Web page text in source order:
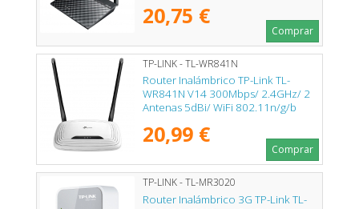
20,75 €
Comprar
TP-LINK - TL-WR841N
Router Inalámbrico TP-Link TL-
WR841N V14 300Mbps/ 2.4GHz/ 2
Antenas 5dBi/ WiFi 802.11n/g/b
20,99 €
Comprar
TP-LINK - TL-MR3020
Router Inalámbrico 3G TP-Link TL-